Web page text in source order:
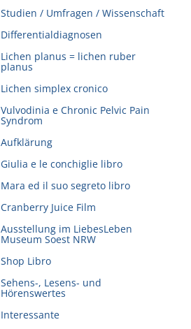
Studien / Umfragen / Wissenschaft
Differentialdiagnosen
Lichen planus = lichen ruber
planus
Lichen simplex cronico
Vulvodinia e Chronic Pelvic Pain
Syndrom
Aufklärung
Giulia e le conchiglie libro
Mara ed il suo segreto libro
Cranberry Juice Film
Ausstellung im LiebesLeben
Museum Soest NRW
Shop Libro
Sehens-, Lesens- und
Hörenswertes
Interessante